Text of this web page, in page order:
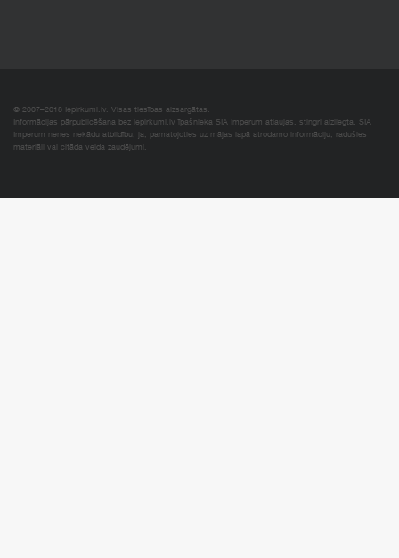
© 2007–2018 Iepirkumi.lv. Visas tiesības aizsargātas.
Informācijas pārpublicēšana bez iepirkumi.lv īpašnieka SIA Imperum atļaujas, stingri aizliegta. SIA
Imperum nenes nekādu atbildību, ja, pamatojoties uz mājas lapā atrodamo informāciju, radušies
materiāli vai citāda veida zaudējumi.